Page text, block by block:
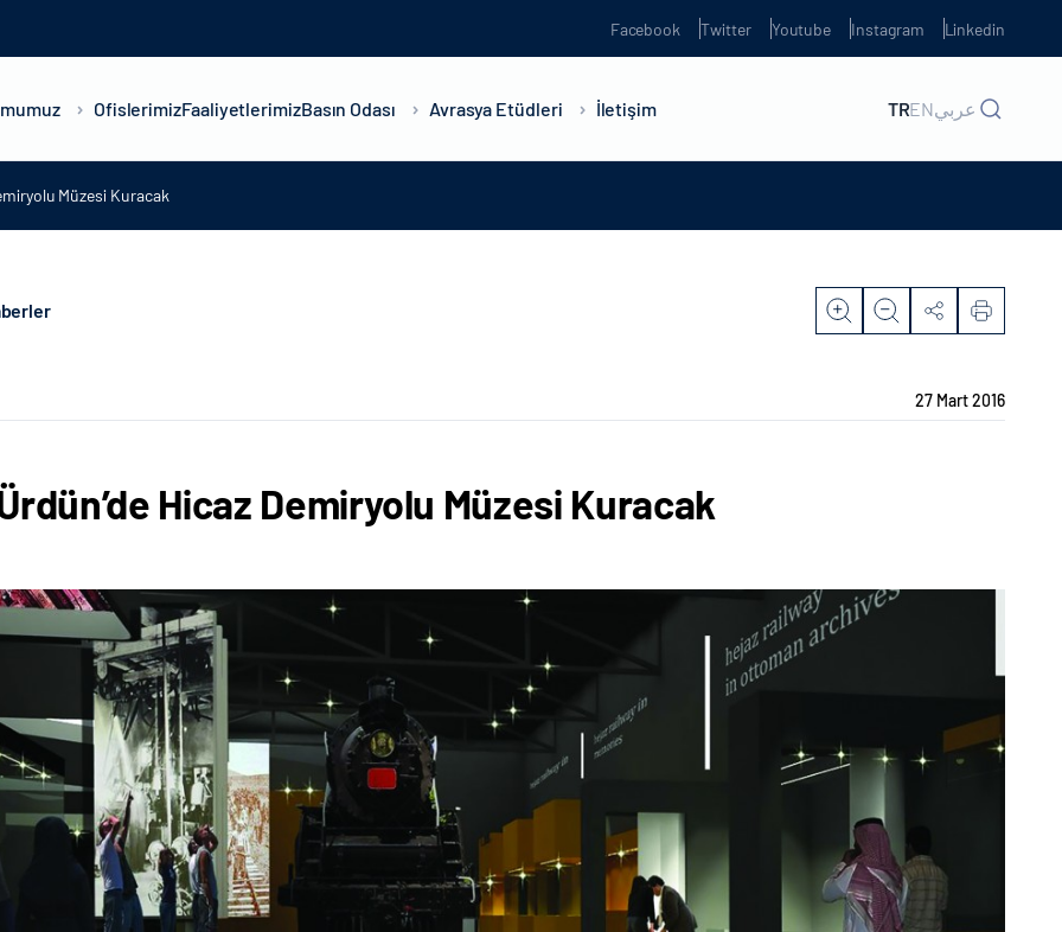
Facebook Twitter Youtube Instagram Linkedin
OfislerimizFaaliyetlerimizBasın Odası Avrasya Etüdleri İletişim TRENعربي
Müzesi Kuracak
27 Mart 2016
Hicaz Demiryolu Müzesi Kuracak